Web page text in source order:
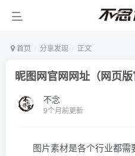
首页 分享发现 正文
昵图网官网网址（网页版
不念
9个月前更新
图片素材是各个行业都